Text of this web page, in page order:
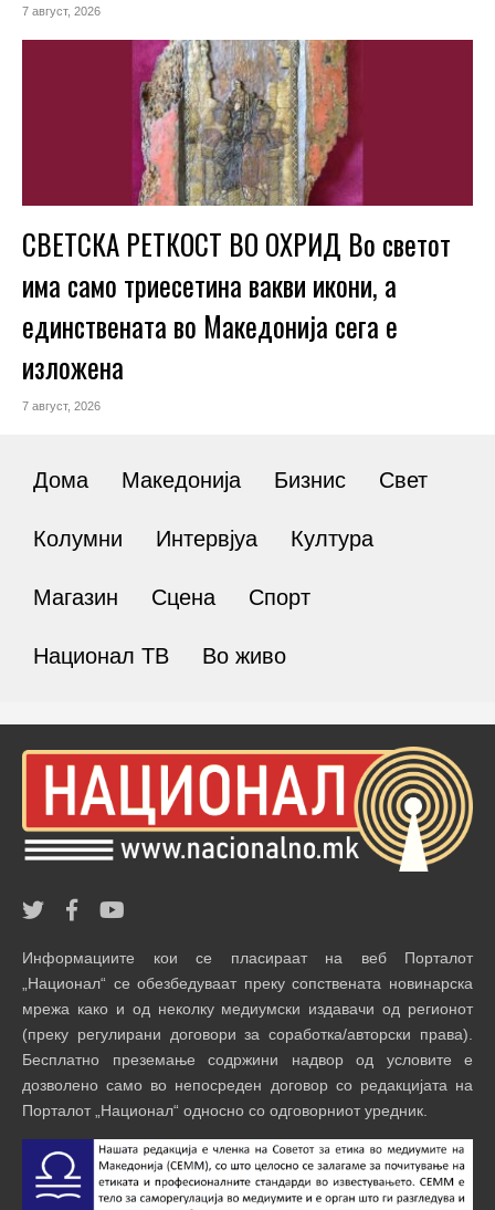
7 август, 2026
СВЕТСКА РЕТКОСТ ВО ОХРИД Во светот
има само триесетина вакви икони, а
единствената во Македонија сега е
изложена
7 август, 2026
Дома Македонија Бизнис Свет
Колумни Интервјуа Култура
Магазин Сцена Спорт
Национал ТВ Во живо
Информациите кои се пласираат на веб Порталот
„Национал“ се обезбедуваат преку сопствената новинарска
мрежа како и од неколку медиумски издавачи од регионот
(преку регулирани договори за соработка/авторски права).
Бесплатно преземање содржини надвор од условите е
дозволено само во непосреден договор со редакцијата на
Порталот „Национал“ односно со одговорниот уредник.